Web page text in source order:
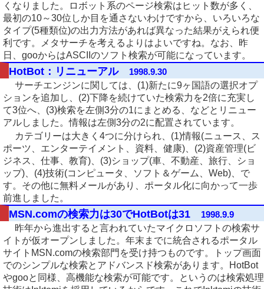
くなりました。ロボット系のページ検索はヒット数が多く、
最初の10～30位しか目を通さないわけですから、いろいろな
タイプ(5種類位)の出力方法があれば異なった結果がえられ便
利です。メタサーチを考えるよりはよいですね。なお、昨
日、gooからはASCIIのソフト検索が可能になっています。
HotBot：リニューアル
1998.9.30
サーチエンジンに関しては、(1)新たに9ヶ国語の選択オプ
ションを追加し、(2)下降を続けていた検索力を2倍に充実し
て3位へ、(3)検索を左側3分の1にまとめる、などとリニュー
アルしました。情報は左側3分の2に配置されています。
カテゴリーは大きく4つに分けられ、(1)情報(ニュース、ス
ポーツ、エンターテイメント、資料、健康)、(2)資産管理(ビ
ジネス、仕事、教育)、(3)ショップ(車、不動産、旅行、ショ
ップ)、(4)技術(コンピュータ、ソフト＆ゲーム、Web)、で
す。その他に無料メールがあり、ポータル化に向かって一歩
前進しました。
MSN.comの検索力は30でHotBotは31
1998.9.9
昨年から進出すると言われていたマイクロソフトの検索サ
イトが仮オープンしました。年末までに統合されるポータル
サイトMSN.comの検索部門を受け持つものです。トップ画面
でのシンプルな検索とアドバンスド検索があります。HotBot
やgooと同様、高機能な検索が可能です。というのは検索処理